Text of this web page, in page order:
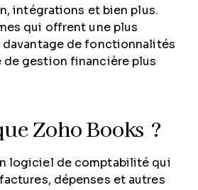
intégrations et bien plus.
qui offrent une plus
de fonctionnalités
de gestion financière plus
Zoho Books ?
logiciel de comptabilité qui
dépenses et autres